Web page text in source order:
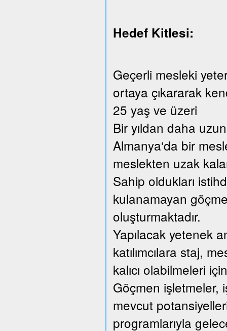
Hedef Kitlesi:
Geçerli mesleki
ortaya çıkararak
25 yaş ve üzeri
Bir yıldan daha
Almanya‘da bir
meslekten uzak
Sahip oldukları
kulanamayan
oluşturmaktadır.
Yapılacak yetenek
katılımcılara staj,
kalıcı olabilmeleri
Göçmen işletmeler,
mevcut
programlarıyla